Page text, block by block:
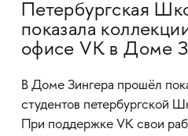
Петербургская
показала
офисе VK в Доме
В Доме Зингера прошёл
студентов
При поддержке VK свои